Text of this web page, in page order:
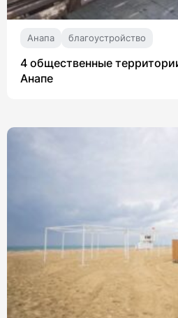
Анапа благоустройство
4 общественные
Анапе